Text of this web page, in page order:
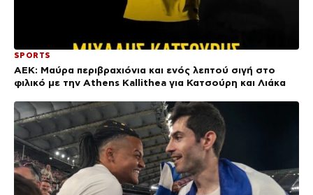
SPORTS
ΑΕΚ: Μαύρα περιβραχιόνια και ενός λεπτού σιγή στο
φιλικό με την Athens Kallithea για Κατσούρη και Λιάκα